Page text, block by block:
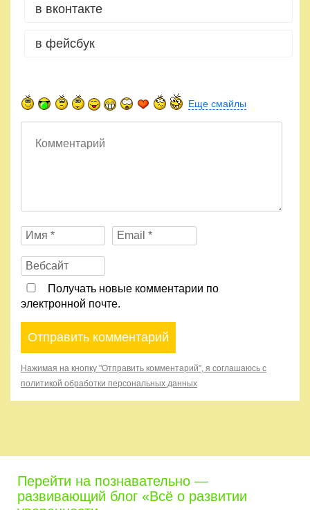
в вконтакте
в фейсбук
Еще смайлы
Получать новые комментарии по
электронной почте.
Нажимая на кнопку "Отправить комментарий", я соглашаюсь с
политикой обработки персональных данных
Перейти на познавательно —
развивающий блог «Всё о развитии